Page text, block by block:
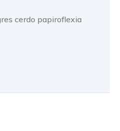
cerdo papiroflexia